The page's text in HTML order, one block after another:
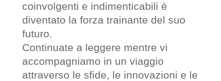
coinvolgenti e indimenticabili è
diventato la forza trainante del suo
futuro.
Continuate a leggere mentre vi
accompagniamo in un viaggio
attraverso le sfide, le innovazioni e le